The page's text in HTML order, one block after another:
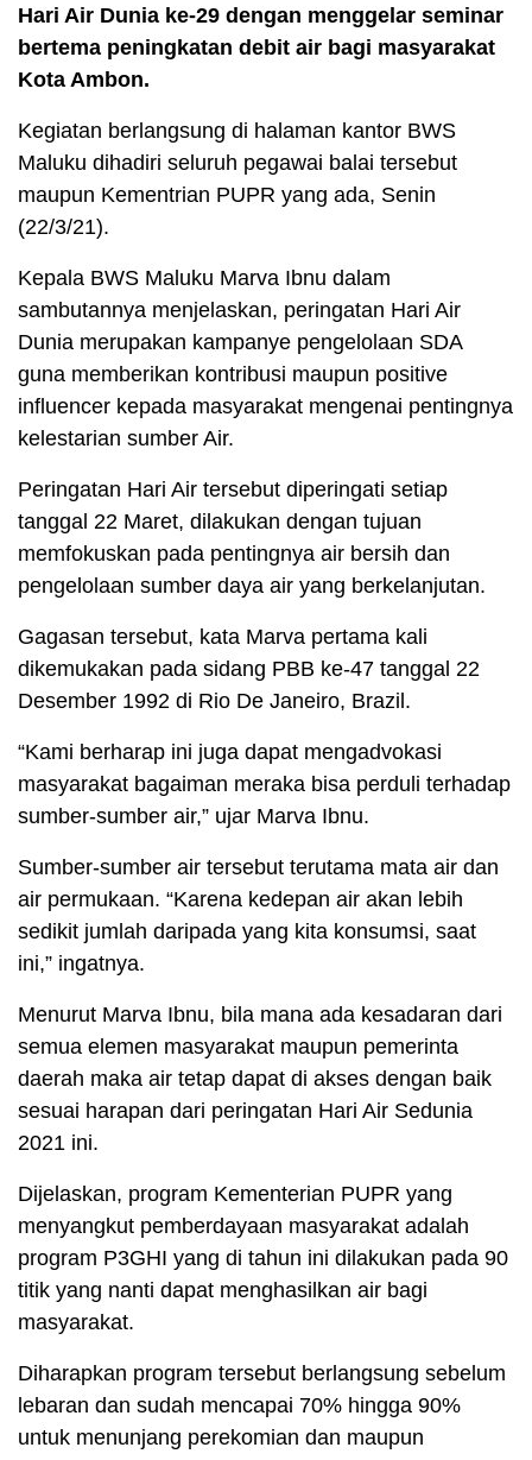
Hari Air Dunia ke-29 dengan menggelar seminar
bertema peningkatan debit air bagi masyarakat
Kota Ambon.
Kegiatan berlangsung di halaman kantor BWS
Maluku dihadiri seluruh pegawai balai tersebut
maupun Kementrian PUPR yang ada, Senin
(22/3/21).
Kepala BWS Maluku Marva Ibnu dalam
sambutannya menjelaskan, peringatan Hari Air
Dunia merupakan kampanye pengelolaan SDA
guna memberikan kontribusi maupun positive
influencer kepada masyarakat mengenai pentingnya
kelestarian sumber Air.
Peringatan Hari Air tersebut diperingati setiap
tanggal 22 Maret, dilakukan dengan tujuan
memfokuskan pada pentingnya air bersih dan
pengelolaan sumber daya air yang berkelanjutan.
Gagasan tersebut, kata Marva pertama kali
dikemukakan pada sidang PBB ke-47 tanggal 22
Desember 1992 di Rio De Janeiro, Brazil.
“Kami berharap ini juga dapat mengadvokasi
masyarakat bagaiman meraka bisa perduli terhadap
sumber-sumber air,” ujar Marva Ibnu.
Sumber-sumber air tersebut terutama mata air dan
air permukaan. “Karena kedepan air akan lebih
sedikit jumlah daripada yang kita konsumsi, saat
ini,” ingatnya.
Menurut Marva Ibnu, bila mana ada kesadaran dari
semua elemen masyarakat maupun pemerinta
daerah maka air tetap dapat di akses dengan baik
sesuai harapan dari peringatan Hari Air Sedunia
2021 ini.
Dijelaskan, program Kementerian PUPR yang
menyangkut pemberdayaan masyarakat adalah
program P3GHI yang di tahun ini dilakukan pada 90
titik yang nanti dapat menghasilkan air bagi
masyarakat.
Diharapkan program tersebut berlangsung sebelum
lebaran dan sudah mencapai 70% hingga 90%
untuk menunjang perekomian dan maupun